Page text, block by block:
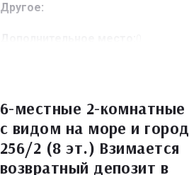
Другое:
6-местные 2-комнатные
с видом на море и город
256/2 (8 эт.) Взимается
возвратный депозит в